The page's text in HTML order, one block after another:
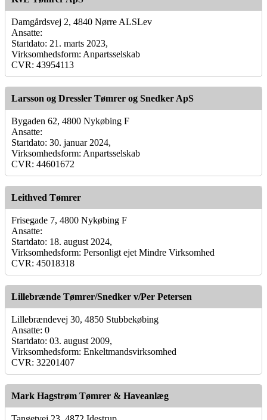
Damgårdsvej 2, 4840 Nørre ALSLev
Ansatte:
Startdato: 21. marts 2023,
Virksomhedsform: Anpartsselskab
CVR: 43954113
Larsson og Dressler Tømrer og Snedker ApS
Bygaden 62, 4800 Nykøbing F
Ansatte:
Startdato: 30. januar 2024,
Virksomhedsform: Anpartsselskab
CVR: 44601672
Leithved Tømrer
Frisegade 7, 4800 Nykøbing F
Ansatte:
Startdato: 18. august 2024,
Virksomhedsform: Personligt ejet Mindre Virksomhed
CVR: 45018318
Lillebrænde Tømrer/Snedker v/Per Petersen
Lillebrændevej 30, 4850 Stubbekøbing
Ansatte: 0
Startdato: 03. august 2009,
Virksomhedsform: Enkeltmandsvirksomhed
CVR: 32201407
Mark Hagstrøm Tømrer & Haveanlæg